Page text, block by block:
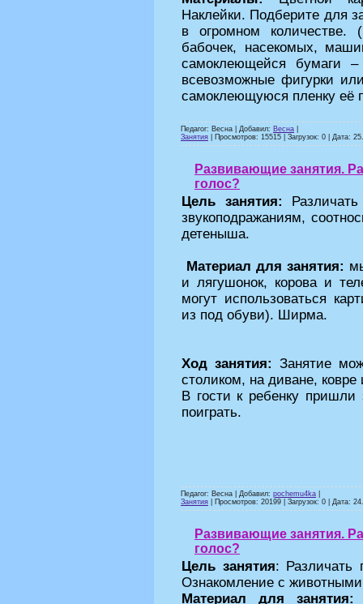
Наклейки. Подберите для
в огромном
бабочек, насекомых,
самоклеющейся бумаги –
всевозможные фигурки
самоклеющуюся пленку её
Педагог: Весна | Добавил: Весна
Занятия | Просмотров: 15515 | Загрузок: 0 | Дата:
Развивающие занятия.
голос?
Цель занятия:
звукоподражаниям,
детеныша.
Материал для занятия:
и лягушонок, корова и
могут использоваться
из под обуви). Ширма.
Ход занятия:Занятие
столиком, на диване, ковре
В гости к ребенку пришли
поиграть.
Педагог: Весна | Добавил: pochemu4ka
Занятия | Просмотров: 20199 | Загрузок: 0 | Дата:
Развивающие занятия.
голос?
Цель занятия: Различать
Ознакомление с
Материал для